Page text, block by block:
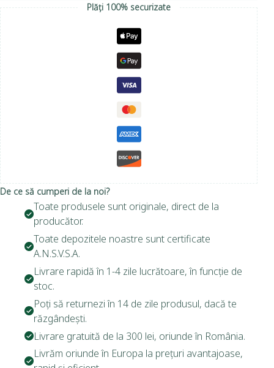
Plăți 100% securizate
De ce să cumperi de la noi?
Toate produsele sunt originale, direct de la
producător.
Toate depozitele noastre sunt certificate
A.N.S.V.S.A.
Livrare rapidă în 1-4 zile lucrătoare, în funcție de
stoc.
Poți să returnezi în 14 de zile produsul, dacă te
răzgândești.
Livrare gratuită de la 300 lei, oriunde în România.
Livrăm oriunde în Europa la prețuri avantajoase,